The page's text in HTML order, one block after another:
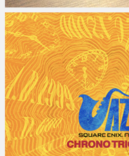
Micchan 2022年1月20日